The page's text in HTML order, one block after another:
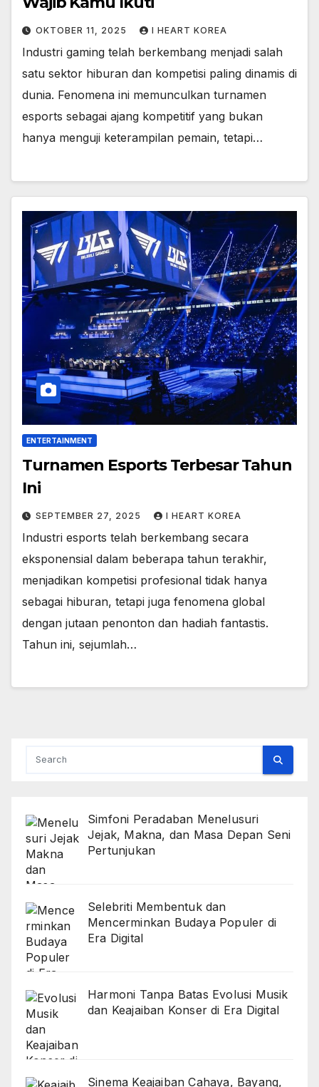
OKTOBER 11, 2025 I HEART KOREA
Industri gaming telah berkembang menjadi salah
satu sektor hiburan dan kompetisi paling dinamis di
dunia. Fenomena ini memunculkan turnamen
esports sebagai ajang kompetitif yang bukan
hanya menguji keterampilan pemain, tetapi…
ENTERTAINMENT
Turnamen Esports Terbesar Tahun
Ini
SEPTEMBER 27, 2025 I HEART KOREA
Industri esports telah berkembang secara
eksponensial dalam beberapa tahun terakhir,
menjadikan kompetisi profesional tidak hanya
sebagai hiburan, tetapi juga fenomena global
dengan jutaan penonton dan hadiah fantastis.
Tahun ini, sejumlah…
Simfoni Peradaban Menelusuri
Jejak, Makna, dan Masa Depan Seni
Pertunjukan
Selebriti Membentuk dan
Mencerminkan Budaya Populer di
Era Digital
Harmoni Tanpa Batas Evolusi Musik
dan Keajaiban Konser di Era Digital
Sinema Keajaiban Cahaya, Bayang,